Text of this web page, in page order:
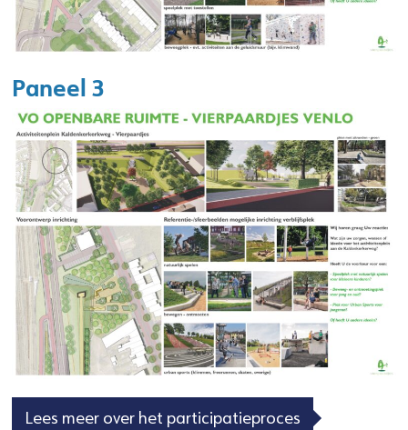
Paneel 3
Lees meer over het participatieproces